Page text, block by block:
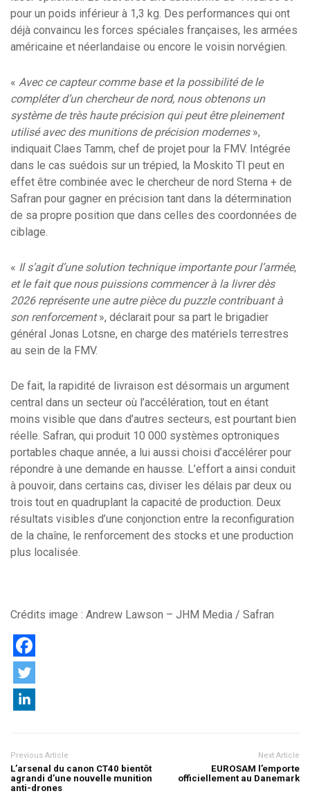
pour un poids inférieur à 1,3 kg. Des performances qui ont
déjà convaincu les forces spéciales françaises, les armées
américaine et néerlandaise ou encore le voisin norvégien.
« Avec ce capteur comme base et la possibilité de le
compléter d’un chercheur de nord, nous obtenons un
système de très haute précision qui peut être pleinement
utilisé avec des munitions de précision modernes»,
indiquait Claes Tamm, chef de projet pour la FMV. Intégrée
dans le cas suédois sur un trépied, la Moskito TI peut en
effet être combinée avec le chercheur de nord Sterna + de
Safran pour gagner en précision tant dans la détermination
de sa propre position que dans celles des coordonnées de
ciblage.
« Il s’agit d’une solution technique importante pour l’armée,
et le fait que nous puissions commencer à la livrer dès
2026 représente une autre pièce du puzzle contribuant à
son renforcement», déclarait pour sa part le brigadier
général Jonas Lotsne, en charge des matériels terrestres
au sein de la FMV.
De fait, la rapidité de livraison est désormais un argument
central dans un secteur où l’accélération, tout en étant
moins visible que dans d’autres secteurs, est pourtant bien
réelle. Safran, qui produit 10 000 systèmes optroniques
portables chaque année, a lui aussi choisi d’accélérer pour
répondre à une demande en hausse. L’effort a ainsi conduit
à pouvoir, dans certains cas, diviser les délais par deux ou
trois tout en quadruplant la capacité de production. Deux
résultats visibles d’une conjonction entre la reconfiguration
de la chaîne, le renforcement des stocks et une production
plus localisée.
Crédits image : Andrew Lawson – JHM Media / Safran
Previous Article
L’arsenal du canon CT40 bientôt
agrandi d’une nouvelle munition
anti-drones
Next Article
EUROSAM l’emporte
officiellement au Danemark